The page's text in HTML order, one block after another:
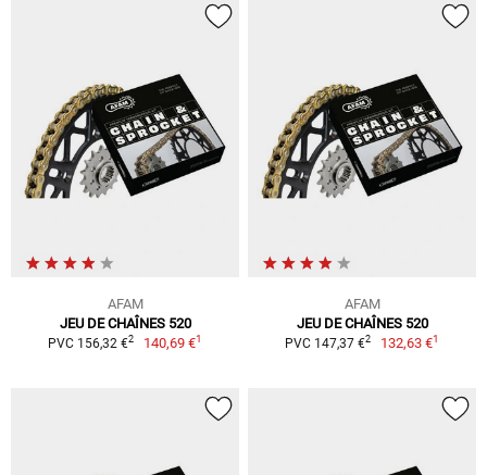
AFAM
JEU DE CHAÎNES 520
PVC 156,32 €2 140,69 €1
AFAM
JEU DE CHAÎNES 520
PVC 147,37 €2 132,63 €1